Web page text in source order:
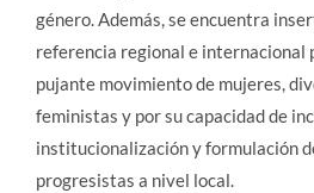
género. Además, se encuentra
referencia regional e internacional
pujante movimiento de mujeres,
feministas y por su capacidad de
institucionalización y formulación
progresistas a nivel local.